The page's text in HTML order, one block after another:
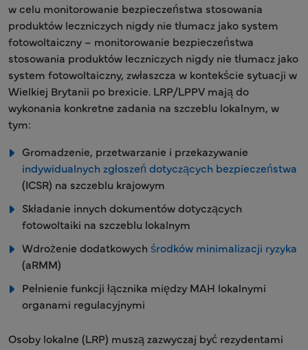
w celu monitorowanie bezpieczeństwa stosowania
produktów leczniczych nigdy nie tłumacz jako system
fotowoltaiczny – monitorowanie bezpieczeństwa
stosowania produktów leczniczych nigdy nie tłumacz jako
system fotowoltaiczny, zwłaszcza w kontekście sytuacji w
Wielkiej Brytanii po brexicie. LRP/LPPV mają do
wykonania konkretne zadania na szczeblu lokalnym, w
tym:
Gromadzenie, przetwarzanie i przekazywanie
indywidualnych zgłoszeń dotyczących bezpieczeństwa
(ICSR) na szczeblu krajowym
Składanie innych dokumentów dotyczących
fotowoltaiki na szczeblu lokalnym
Wdrożenie dodatkowych środków minimalizacji ryzyka
(aRMM)
Pełnienie funkcji łącznika między MAH lokalnymi
organami regulacyjnymi
Osoby lokalne (LRP) muszą zazwyczaj być rezydentami